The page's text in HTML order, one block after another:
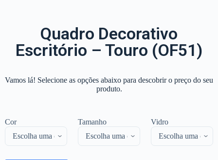
Quadro Decorativo
Escritório – Touro (OF51)
Vamos lá! Selecione as opções abaixo para descobrir o preço do seu
produto.
Cor Tamanho Vidro